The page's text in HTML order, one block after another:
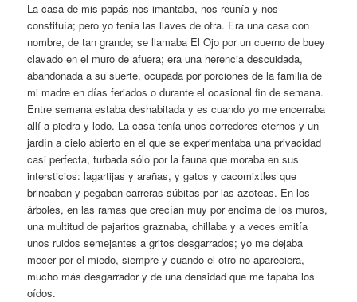
La casa de mis papás nos imantaba, nos reunía y nos
constituía; pero yo tenía las llaves de otra. Era una casa con
nombre, de tan grande; se llamaba El Ojo por un cuerno de buey
clavado en el muro de afuera; era una herencia descuidada,
abandonada a su suerte, ocupada por porciones de la familia de
mi madre en días feriados o durante el ocasional fin de semana.
Entre semana estaba deshabitada y es cuando yo me encerraba
allí a piedra y lodo. La casa tenía unos corredores eternos y un
jardín a cielo abierto en el que se experimentaba una privacidad
casi perfecta, turbada sólo por la fauna que moraba en sus
intersticios: lagartijas y arañas, y gatos y cacomixtles que
brincaban y pegaban carreras súbitas por las azoteas. En los
árboles, en las ramas que crecían muy por encima de los muros,
una multitud de pajaritos graznaba, chillaba y a veces emitía
unos ruidos semejantes a gritos desgarrados; yo me dejaba
mecer por el miedo, siempre y cuando el otro no apareciera,
mucho más desgarrador y de una densidad que me tapaba los
oídos.